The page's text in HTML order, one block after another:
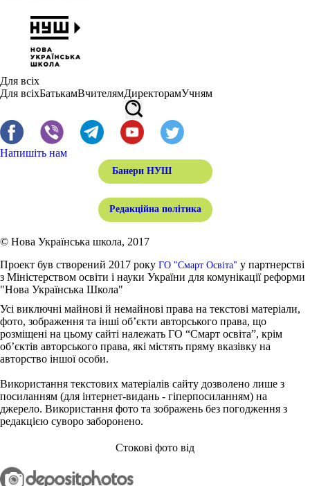
Для всіх
Для всіхБатькамВчителямДиректорамУчням
Напишіть нам
Банери НУШ
Редакційна політика
© Нова Українська школа, 2017
Проект був створений 2017 року ГО "Смарт Освіта" у партнерстві
з Міністерством освіти і науки України для комунікації реформи
"Нова Українська Школа"
Усі виключні майнові й немайнові права на текстові матеріали,
фото, зображення та інші об’єкти авторського права, що
розміщені на цьому сайті належать ГО “Смарт освіта”, крім
об’єктів авторського права, які містять пряму вказівку на
авторство іншої особи.
Використання текстових матеріалів сайту дозволено лише з
посиланням (для інтернет-видань - гіперпосиланням) на
джерело. Використання фото та зображень без погодження з
редакцією суворо заборонено.
Стокові фото від